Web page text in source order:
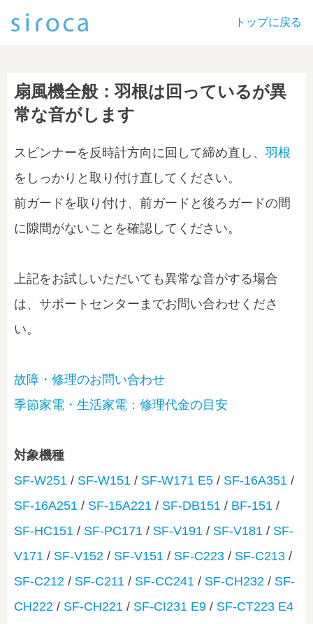
トップに戻る
扇風機全般：羽根は回っているが異
常な音がします
スピンナーを反時計方向に回して締め直し、 羽根
をしっかりと取り付け直してください。
前ガードを取り付け、前ガードと後ろガードの間
に隙間がないことを確認してください。
上記をお試しいただいても異常な音がする場合
は、サポートセンターまでお問い合わせくださ
い。
故障・修理のお問い合わせ
季節家電・生活家電：修理代金の目安
対象機種
SF-W251 / SF-W151 / SF-W171 E5 / SF-16A351 /
SF-16A251 / SF-15A221 / SF-DB151 / BF-151 /
SF-HC151 / SF-PC171 / SF-V191 / SF-V181 / SF-
V171 / SF-V152 / SF-V151 / SF-C223 / SF-C213 /
SF-C212 / SF-C211 / SF-CC241 / SF-CH232 / SF-
CH222 / SF-CH221 / SF-CI231 E9 / SF-CT223 E4